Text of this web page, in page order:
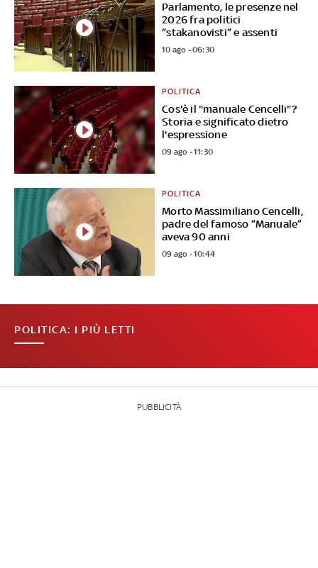
Parlamento, le presenze nel
2026 fra politici
“stakanovisti” e assenti
10 ago - 06:30
Cos'è il "manuale Cencelli"?
Storia e significato dietro
l'espressione
POLITICA
09 ago - 11:30
Morto Massimiliano Cencelli,
padre del famoso “Manuale”
aveva 90 anni
POLITICA
09 ago - 10:44
POLITICA: I PIÙ LETTI
PUBBLICITÀ